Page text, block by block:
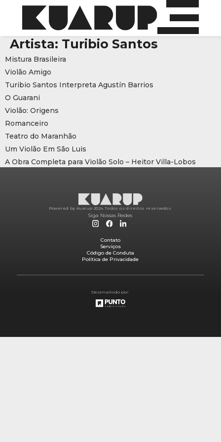
Artista: Turibio Santos
Mistura Brasileira
Violão Amigo
Turibio Santos Interpreta Agustín Barrios
O Guarani
Violão: Origens
Romanceiro
Teatro do Maranhão
Um Violão Em São Luis
A Obra Completa para Violão Solo – Heitor Villa-Lobos
Powered by Kuarup 2024. Todos os direitos reservados.
Siga Nossas Redes
Contato
Serviços
Código de Conduta
Política de Privacidade
Desenvolvido por: